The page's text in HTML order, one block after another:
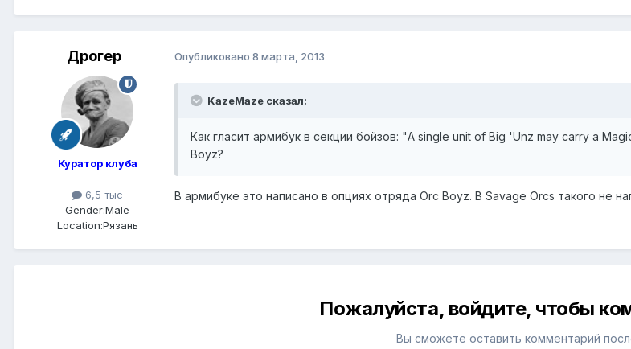
Дрогер
Куратор клуба
6,5 тыс
Gender:Male
Location:Рязань
Опубликовано 8 марта, 2013
KazeMaze сказал:
Как гласит армибук в секции бойзов: "A single unit of Big 'Unz may carry a
Boyz?
В армибуке это написано в опциях отряда Orc Boyz. В Savage Orcs такого не
Пожалуйста, войдите, чтобы
Вы сможете оставить комментарий